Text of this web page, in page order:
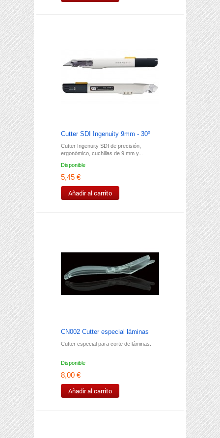
Cutter SDI Ingenuity 9mm - 30º
Cutter Ingenuity SDI de precisión,
ergonómico, cuchillas de 9 mm y...
Disponible
5,45 €
Añadir al carrito
CN002 Cutter especial láminas
Cutter especial para corte de láminas.
Disponible
8,00 €
Añadir al carrito